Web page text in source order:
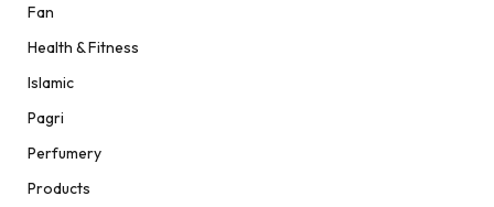
Fan
Health & Fitness
Islamic
Pagri
Perfumery
Products